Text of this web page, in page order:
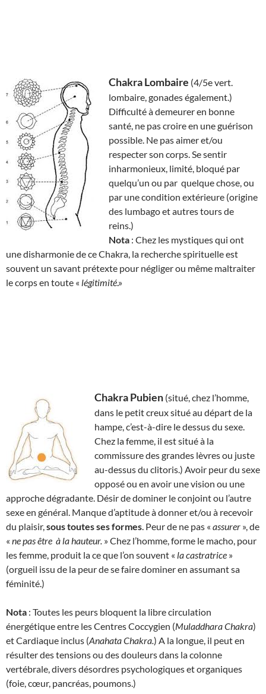
Chakra Lombaire (4/5e vert.
lombaire, gonades également.)
Difficulté à demeurer en bonne
santé, ne pas croire en une guérison
possible. Ne pas aimer et/ou
respecter son corps. Se sentir
inharmonieux, limité, bloqué par
quelqu’un ou par quelque chose, ou
par une condition extérieure (origine
des lumbago et autres tours de
reins.)
Nota : Chez les mystiques qui ont
une disharmonie de ce Chakra, la recherche spirituelle est
souvent un savant prétexte pour négliger ou même maltraiter
le corps en toute « légitimité.»
Chakra Pubien (situé, chez l’homme,
dans le petit creux situé au départ de la
hampe, c’est-à-dire le dessus du sexe.
Chez la femme, il est situé à la
commissure des grandes lèvres ou juste
au-dessus du clitoris.) Avoir peur du sexe
opposé ou en avoir une vision ou une
approche dégradante. Désir de dominer le conjoint ou l’autre
sexe en général. Manque d’aptitude à donner et/ou à recevoir
du plaisir,sous toutes ses formes. Peur de ne pas « assurer », de
« ne pas être à la hauteur. » Chez l’homme, forme le macho, pour
les femme, produit la ce que l’on souvent « lacastratrice »
(orgueil issu de la peur de se faire dominer en assumant sa
féminité.)
Nota : Toutes les peurs bloquent la libre circulation
énergétique entre les Centres Coccygien (Muladdhara Chakra)
et Cardiaque inclus (Anahata Chakra.) A la longue, il peut en
résulter des tensions ou des douleurs dans la colonne
vertébrale, divers désordres psychologiques et organiques
(foie, cœur, pancréas, poumons.)